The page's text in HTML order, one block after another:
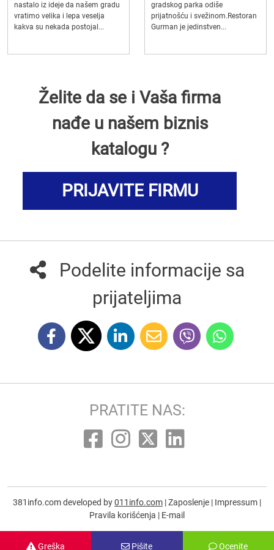
nastalo iz ideje da našem gradu
vratimo velika i lepa veselja
kakva su nekada postojal...
gradskog parka odiše
prijatnošću i svežinom.Restoran
Gurman je jedinstven...
Želite da se i Vaša firma
nađe u našem biznis
katalogu ?
PRIJAVITE FIRMU
Greška Pišite Ocenite
Podelite informacije sa
prijateljima
PRATITE NAS:
381info.com developed by011info.com |Zaposlenje | Impressum |
Pravila korišćenja | E-mail